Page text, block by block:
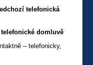
telefonická
domluvě
– telefonicky,